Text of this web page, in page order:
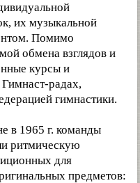
их музыкальной
Помимо
обмена взглядов и
курсы и
радах,
гимнастики.
в 1965 г. команды
ритмическую
для
предметов: